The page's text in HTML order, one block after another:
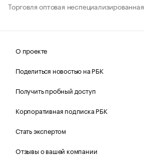
Торговля оптовая неспециализированная
О проекте
Поделиться новостью на РБК
Получить пробный доступ
Корпоративная подписка РБК
Стать экспертом
Отзывы о вашей компании